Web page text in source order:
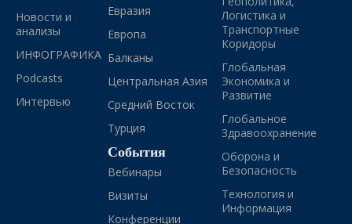
Новости и
анализы
ИНФОГРАФИКА
Podcasts
Интервью
Евразия
Европа
Балканы
Центральная Азия
Средний Восток
Турция
События
Вебинары
Визиты
Конференции
Логистика и
Транспортные
Коридоры
Глобальная
Экономика и
Развитие
Глобальное
Здравоохранение
Оборона и
Безопасность
Технология и
Информация